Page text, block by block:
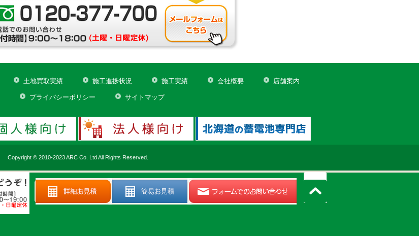
土地買取実績 施工進捗状況 施工実績 会社概要 店舗案内
プライバシーポリシー サイトマップ
Copyright © 2010-2023 ARC Co. Ltd All Rights Reserved.